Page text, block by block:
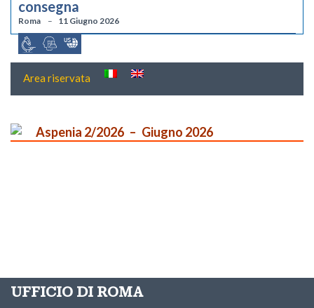
consegna
Roma 11 Giugno 2026
Area riservata
Aspenia 2/2026 Giugno 2026
UFFICIO DI ROMA